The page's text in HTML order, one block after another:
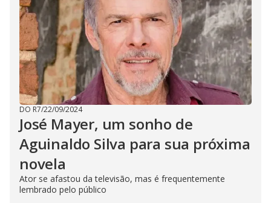
DO R7/22/09/2024
José Mayer, um sonho de
Aguinaldo Silva para sua próxima
novela
Ator se afastou da televisão, mas é frequentemente
lembrado pelo público